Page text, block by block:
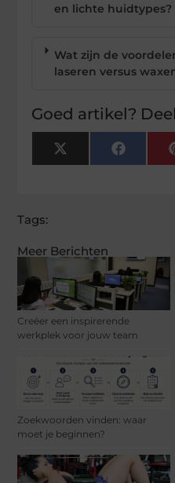
Meer Berichten
Creëer een inspirerende
werkplek voor jouw team
Zoekwoorden vinden: waar
moet je beginnen?
en lichte huidtypes?
Wat zijn de
laseren versus
Goed artikel?
X
(Twitter)
Tags: